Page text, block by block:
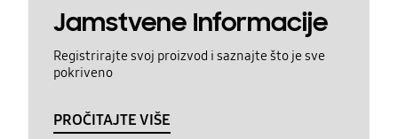
Jamstvene Informacije
Registrirajte svoj proizvod i saznajte što je sve
pokriveno
PROČITAJTE VIŠE